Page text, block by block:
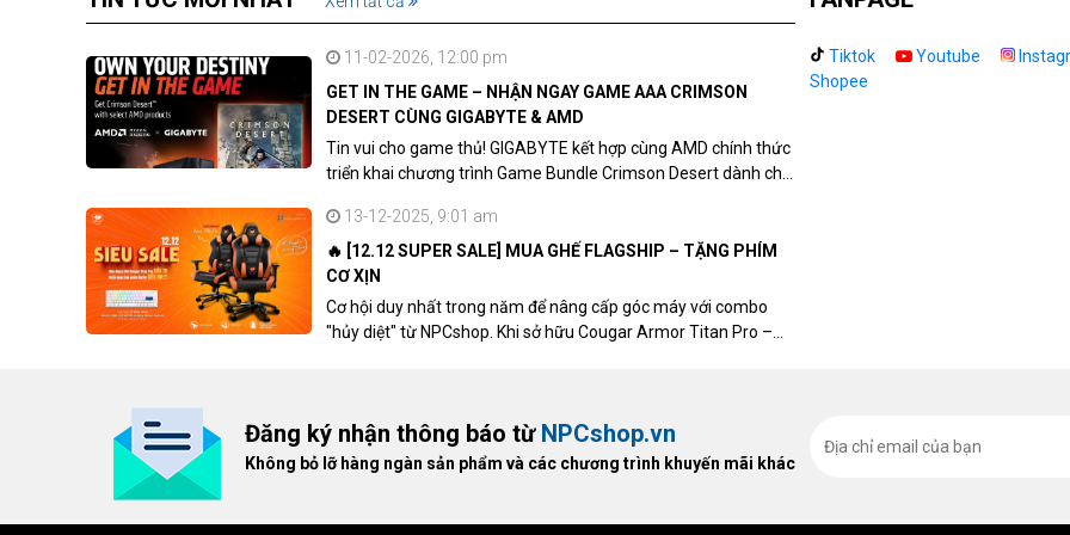
11-02-2026, 12:00 pm
GET IN THE GAME – NHẬN NGAY GAME AAA CRIMSON
DESERT CÙNG GIGABYTE & AMD
Tin vui cho game thủ! GIGABYTE kết hợp cùng AMD chính thức
triển khai chương trình Game Bundle Crimson Desert dành cho
13-12-2025, 9:01 am
🔥 [12.12 SUPER SALE] MUA GHẾ FLAGSHIP – TẶNG PHÍM
CƠ XỊN
Cơ hội duy nhất trong năm để nâng cấp góc máy với combo
"hủy diệt" từ NPCshop. Khi sở hữu Cougar Armor Titan Pro –
Tiktok Youtube
Shopee
Đăng ký nhận thông báo từ NPCshop.vn
Không bỏ lỡ hàng ngàn sản phẩm và các chương trình khuyến mãi khác